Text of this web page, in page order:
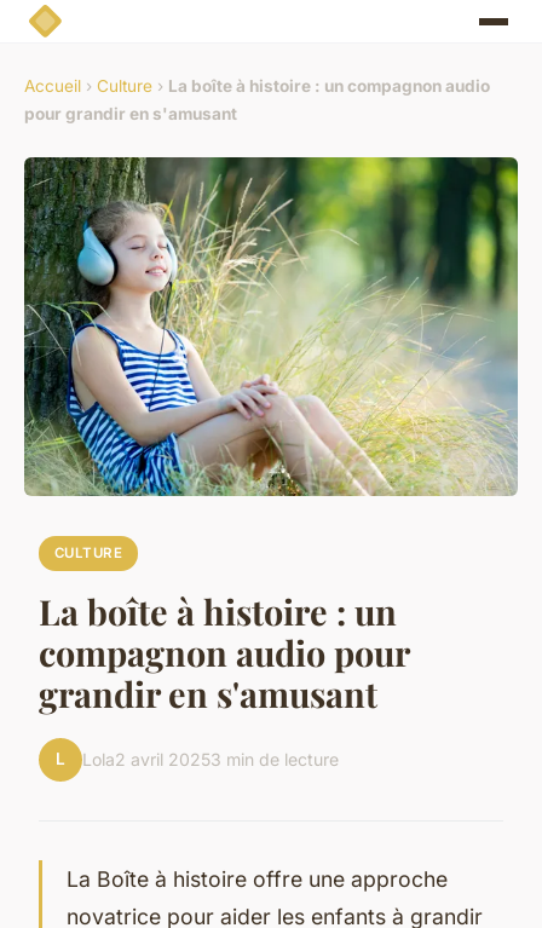
Accueil › Culture › La boîte à histoire : un compagnon audio
pour grandir en s'amusant
CULTURE
La boîte à histoire : un
compagnon audio pour
grandir en s'amusant
L Lola2 avril 20253 min de lecture
La Boîte à histoire offre une approche
novatrice pour aider les enfants à grandir